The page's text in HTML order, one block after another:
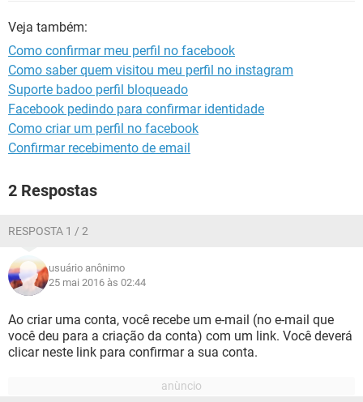
Veja também:
Como confirmar meu perfil no facebook
Como saber quem visitou meu perfil no instagram
Suporte badoo perfil bloqueado
Facebook pedindo para confirmar identidade
Como criar um perfil no facebook
Confirmar recebimento de email
2 Respostas
RESPOSTA 1 / 2
usuário anônimo
25 mai 2016 às 02:44
Ao criar uma conta, você recebe um e-mail (no e-mail que
você deu para a criação da conta) com um link. Você deverá
clicar neste link para confirmar a sua conta.